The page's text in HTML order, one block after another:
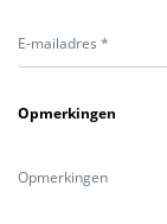
Opmerkingen